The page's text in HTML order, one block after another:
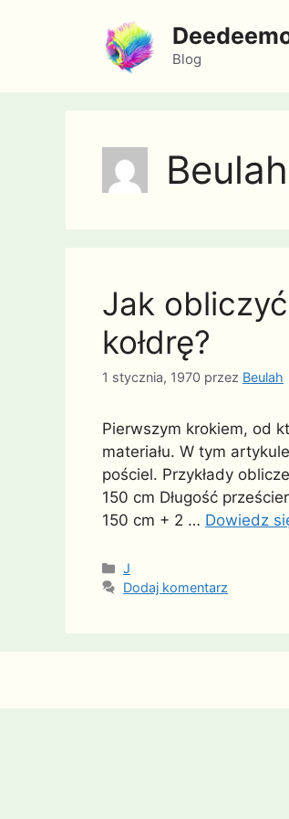
Blog
Beulah
Jak
kołdrę?
1 stycznia, 1970 przez Beulah
Pierwszym krokiem, od
materiału. W tym
pościel. Przykłady
150 cm Długość
150 cm + 2 … Dowiedz
Kategorie
J
Dodaj komentarz